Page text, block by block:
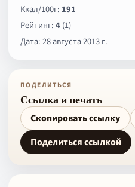
Ккал/100г: 191
Рейтинг:4(1)
Дата: 28 августа 2013 г.
ПОДЕЛИТЬСЯ
Ссылка и печать
Скопировать ссылку
Поделиться ссылкой